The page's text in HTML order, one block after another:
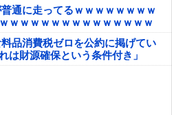
通に走ってるｗｗｗｗｗｗｗｗ
ｗｗｗｗｗｗｗｗｗｗｗｗｗｗ
品消費税ゼロを公約に掲げてい
財源確保という条件付き」